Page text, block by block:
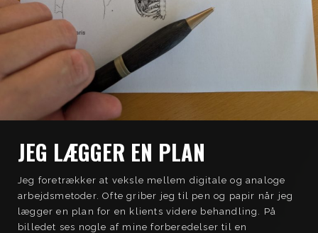
JEG LÆGGER EN PLAN
Jeg foretrækker at veksle mellem digitale og analoge
arbejdsmetoder. Ofte griber jeg til pen og papir når jeg
lægger en plan for en klients videre behandling. På
billedet ses nogle af mine forberedelser til en